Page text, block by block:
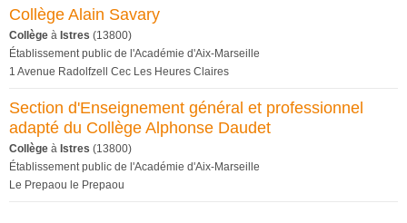
Collège Alain Savary
Collège à Istres (13800)
Établissement public de l'Académie d'Aix-Marseille
1 Avenue Radolfzell Cec Les Heures Claires
Section d'Enseignement général et professionnel
adapté du Collège Alphonse Daudet
Collège à Istres (13800)
Établissement public de l'Académie d'Aix-Marseille
Le Prepaou le Prepaou